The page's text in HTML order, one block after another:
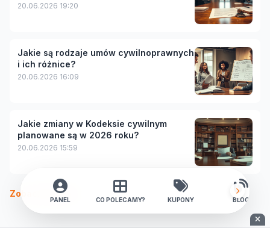
20.06.2026 19:20
Jakie są rodzaje umów cywilnoprawnych
i ich różnice?
20.06.2026 16:09
Jakie zmiany w Kodeksie cywilnym
planowane są w 2026 roku?
20.06.2026 15:59
Zobacz więcej
PANEL CO POLECAMY? KUPONY BLOG